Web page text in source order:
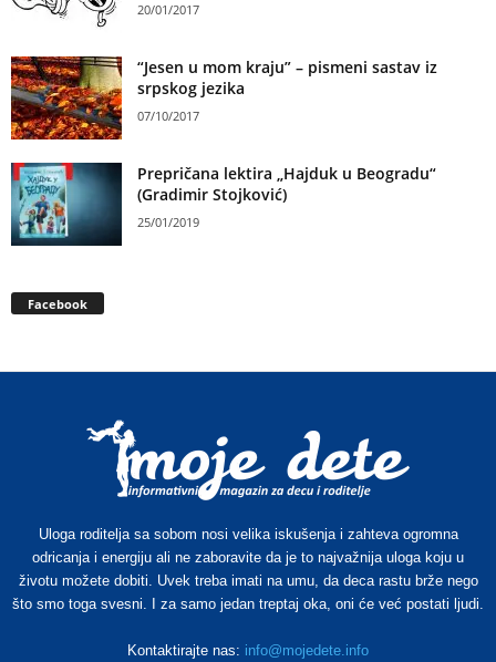
20/01/2017
“Jesen u mom kraju” – pismeni sastav iz
srpskog jezika
07/10/2017
Prepričana lektira „Hajduk u Beogradu“
(Gradimir Stojković)
25/01/2019
Facebook
Uloga roditelja sa sobom nosi velika iskušenja i zahteva ogromna
odricanja i energiju ali ne zaboravite da je to najvažnija uloga koju u
životu možete dobiti. Uvek treba imati na umu, da deca rastu brže nego
što smo toga svesni. I za samo jedan treptaj oka, oni će već postati ljudi.
Kontaktirajte nas: info@mojedete.info